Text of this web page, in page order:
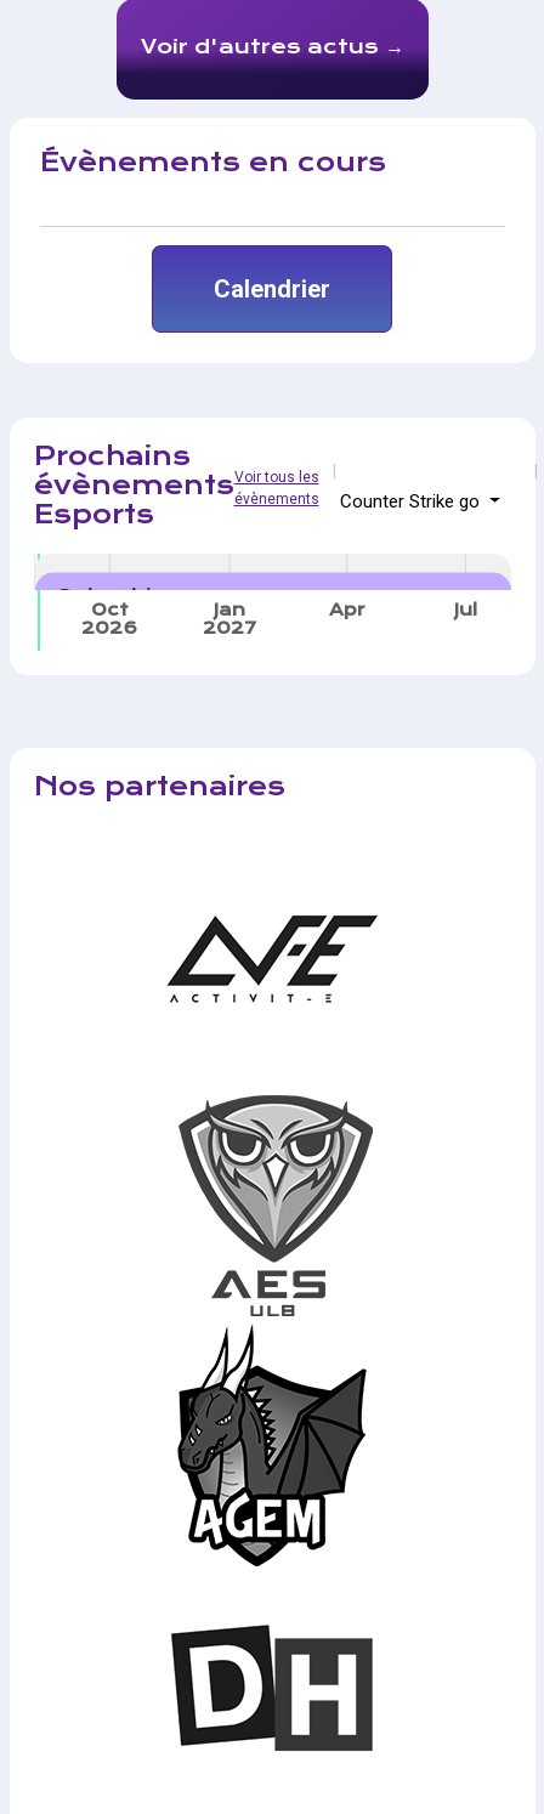
Voir d'autres actus
Évènements en cours
Calendrier
Prochains
évènements
Esports
Voir tous les
évènements
Counter Strike go
Oct
2026
Jan
2027
Apr Jul
Calendrier
Nos partenaires